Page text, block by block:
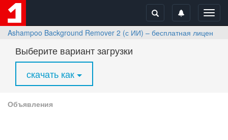
Ashampoo Background Remover 2 (с ИИ) – бесплатная лицензия
Выберите вариант загрузки
скачать как
Объявления